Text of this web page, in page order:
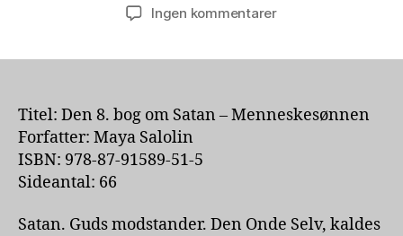
Ingen kommentarertil
Satan
Titel: Den 8. bog om Satan – Menneskesønnen
Forfatter: Maya Salolin
ISBN: 978-87-91589-51-5
Sideantal: 66
Satan. Guds modstander. Den Onde Selv, kaldes